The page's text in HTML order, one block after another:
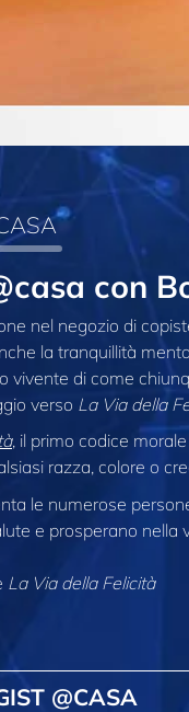
con
nel negozio di
la tranquillità
vivente di come
verso La Via della
, il primo codice
razza, colore o
le numerose
e prosperano nella
La Via della Felicità
@CASA